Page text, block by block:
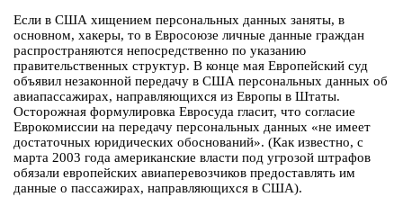
Если в США хищением персональных данных заняты, в
основном, хакеры, то в Евросоюзе личные данные граждан
распространяются непосредственно по указанию
правительственных структур. В конце мая Европейский суд
объявил незаконной передачу в США персональных данных об
авиапассажирах, направляющихся из Европы в Штаты.
Осторожная формулировка Евросуда гласит, что согласие
Еврокомиссии на передачу персональных данных «не имеет
достаточных юридических обоснований». (Как известно, с
марта 2003 года американские власти под угрозой штрафов
обязали европейских авиаперевозчиков предоставлять им
данные о пассажирах, направляющихся в США).